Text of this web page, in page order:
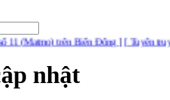
trên Biển Đông ] [ Tuyên truyền
nhật